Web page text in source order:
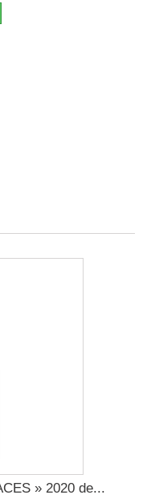
» 2020 de...